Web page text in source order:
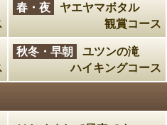
春・夜
ヤエヤマボタル
観賞コース
秋冬・早朝
ユツンの滝
ハイキングコース